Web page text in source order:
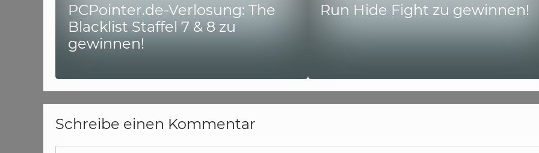
PCPointer.de-Verlosung: The
Blacklist Staffel 7 & 8 zu
gewinnen!
Run Hide Fight zu gewinnen!
Schreibe einen Kommentar